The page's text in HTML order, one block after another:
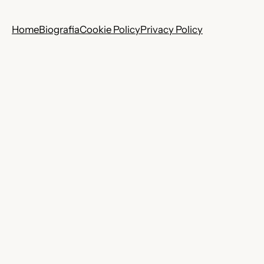
HomeBiografiaCookie PolicyPrivacy Policy